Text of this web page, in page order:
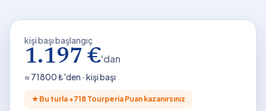
kişi başı başlangıç
1.197 €'dan
≈ 71800₺'den · kişi başı
★ Bu turla +718 Tourperia Puan kazanırsınız